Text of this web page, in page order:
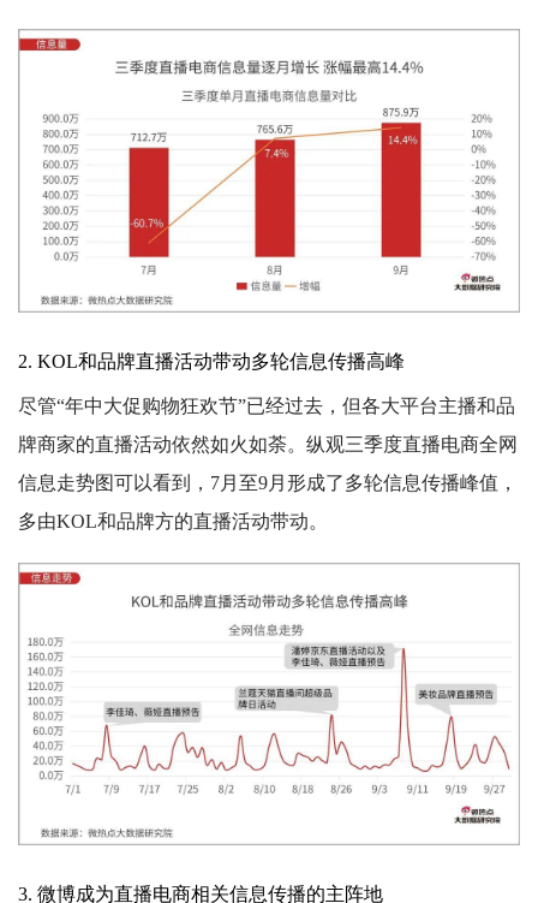
2. KOL和品牌直播活动带动多轮信息传播高峰
尽管“年中大促购物狂欢节”已经过去，但各大平台主播和品
牌商家的直播活动依然如火如荼。纵观三季度直播电商全网
信息走势图可以看到，7月至9月形成了多轮信息传播峰值，
多由KOL和品牌方的直播活动带动。
3. 微博成为直播电商相关信息传播的主阵地